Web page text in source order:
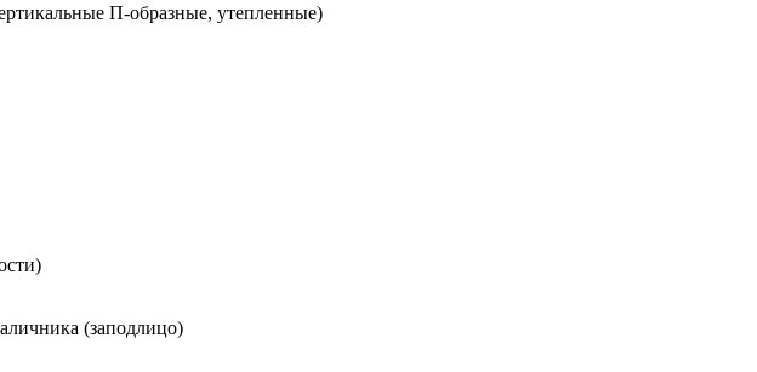
П-образные, утепленные)
(заподлицо)